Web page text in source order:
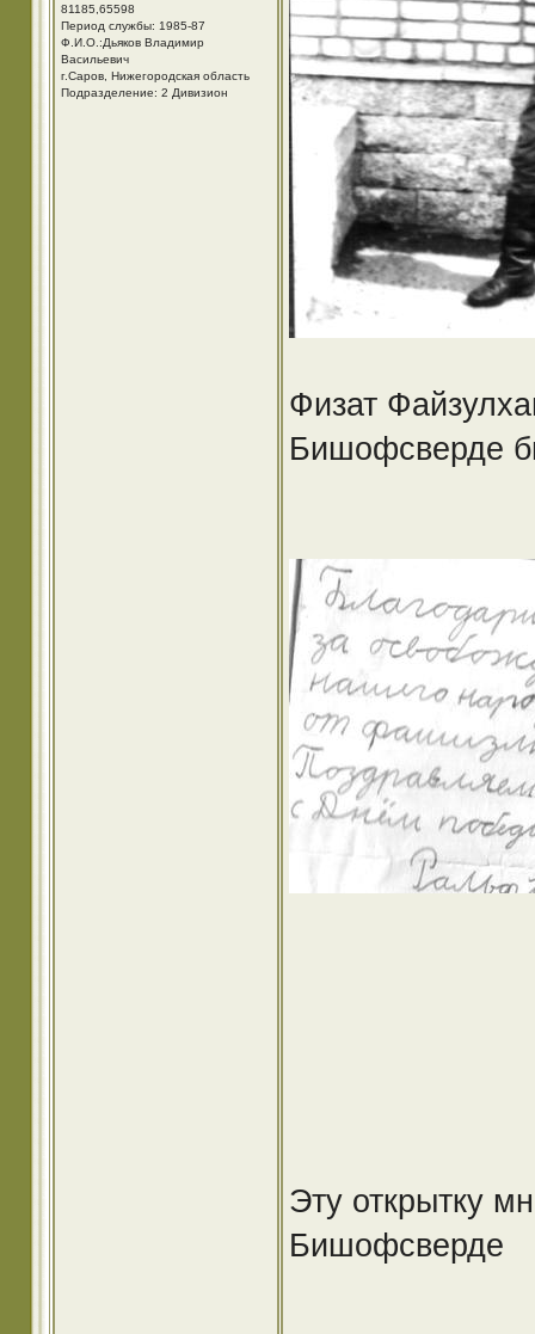
81185,65598
Период службы: 1985-87
Ф.И.О.:Дьяков Владимир
Васильевич
г.Саров, Нижегородская область
Подразделение: 2 Дивизион
Физат
Бишофсверде
Эту открытку
Бишофсверде